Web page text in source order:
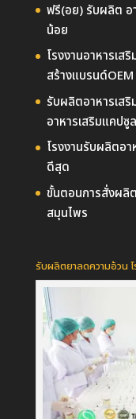
ฟรี(อย) รับผลิต อ
น้อย
โรงงานอาหารเ
สร้างแบรนด์OEM
รับผลิตอาหารเสริ
อาหารเสริมแคปซูล
โรงงานรับผลิตอ
ดีสุด
ขั้นตอนการสั่งผลิ
สมุนไพร
รับผลิตยาลดความอ้วน โ